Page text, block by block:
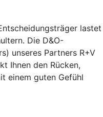
lastet
Die D&O-
unseres Partners R+V
Ihnen den Rücken,
einem guten Gefühl